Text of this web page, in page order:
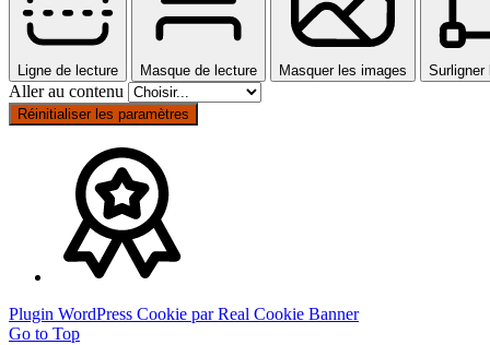
Ligne de lecture Masque de lecture Masquer les images Surligner
Aller au contenu
Réinitialiser les paramètres
Plugin WordPress Cookie par Real Cookie Banner
Go to Top